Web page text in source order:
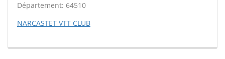
Département: 64510
NARCASTET VTT CLUB